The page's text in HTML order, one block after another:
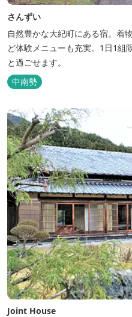
さんずい
自然豊かな大紀町にある宿。着
ど体験メニューも充実。1日1組
と過ごせます。
中南勢
Joint House